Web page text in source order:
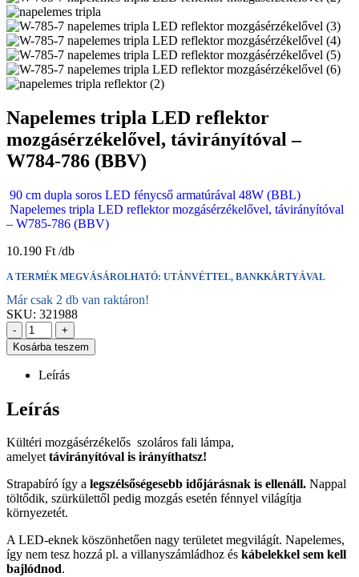
Napelemes tripla LED reflektor
mozgásérzékelővel, távirányítóval –
W784-786 (BBV)
90 cm dupla soros LED fénycső armatúrával 48W (BBL)
Napelemes tripla LED reflektor mozgásérzékelővel, távirányítóval
– W785-786 (BBV)
10.190 Ft
A TERMÉK MEGVÁSÁROLHATÓ: UTÁNVÉTTEL, BANKKÁRTYÁVAL
Már csak 2 db van raktáron!
SKU: 321988
-
+
Kosárba teszem
Leírás
Leírás
Kültéri mozgásérzékelős szoláros fali lámpa,
amelyettávirányítóval is irányíthatsz!
Strapabíró így a legszélsőségesebb időjárásnak is ellenáll. Nappal
töltődik, szürkülettől pedig mozgás esetén fénnyel világítja
környezetét.
A LED-eknek köszönhetően nagy területet megvilágít. Napelemes,
így nem tesz hozzá pl. a villanyszámládhoz és kábelekkel sem kell
bajlódnod.